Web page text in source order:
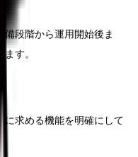
段階から運用開始後ま
す。
に求める機能を明確にして